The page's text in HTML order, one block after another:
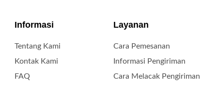
Informasi
Tentang Kami
Kontak Kami
FAQ
Layanan
Cara Pemesanan
Informasi Pengiriman
Cara Melacak Pengiriman